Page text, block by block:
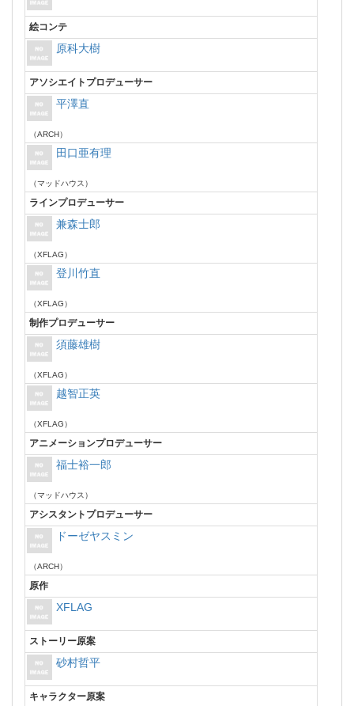
絵コンテ
原科大樹
アソシエイトプロデューサー
平澤直
（ARCH）
田口亜有理
（マッドハウス）
ラインプロデューサー
兼森士郎
（XFLAG）
登川竹直
（XFLAG）
制作プロデューサー
須藤雄樹
（XFLAG）
越智正英
（XFLAG）
アニメーションプロデューサー
福士裕一郎
（マッドハウス）
アシスタントプロデューサー
ドーゼヤスミン
（ARCH）
原作
XFLAG
ストーリー原案
砂村哲平
キャラクター原案